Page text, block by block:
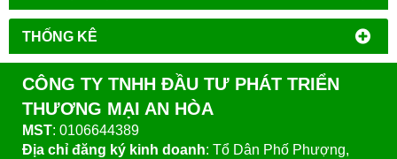
THỐNG KÊ
CÔNG TY TNHH ĐẦU TƯ PHÁT TRIỂN
THƯƠNG MẠI AN HÒA
MST: 0106644389
Địa chỉ đăng ký kinh doanh: Tổ Dân Phố Phượng,